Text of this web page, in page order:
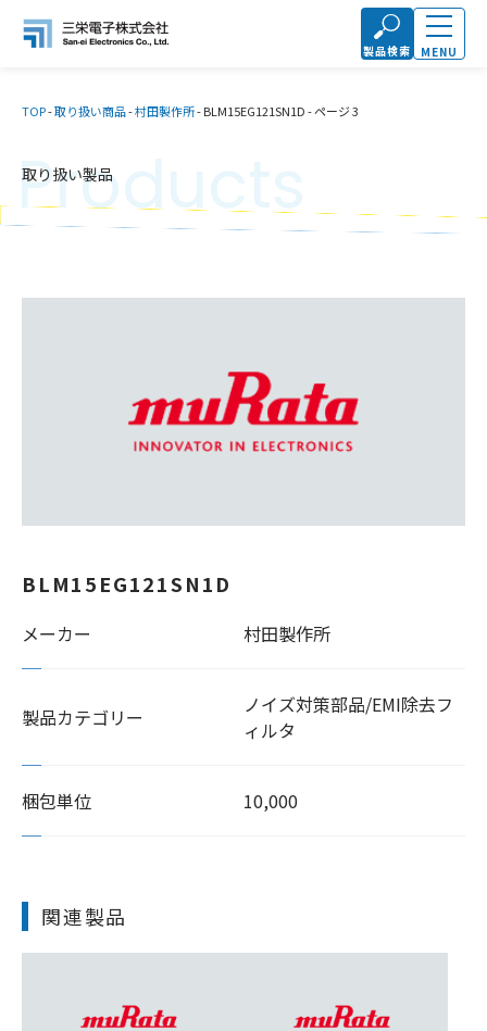
製品検索 MENU
TOP-取り扱い商品-村田製作所-BLM15EG121SN1D-ページ 3
取り扱い製品
Products
BLM15EG121SN1D
メーカー 村田製作所
製品カテゴリー
ノイズ対策部品/EMI除去フ
ィルタ
梱包単位 10,000
関連製品